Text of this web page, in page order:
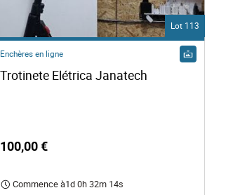
Lot 113
Enchères en ligne
100,00 €
Commence à1d 0h 32m 13s